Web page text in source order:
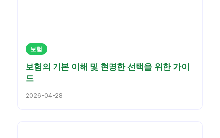
보험
보험의 기본 이해 및 현명한 선택을 위한 가이
드
2026-04-28